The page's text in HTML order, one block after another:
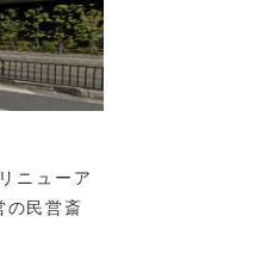
ニューア
の民営斎